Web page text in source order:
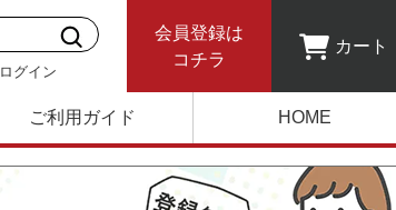
ログイン
会員登録は
コチラ
カート
ご利用ガイド HOME